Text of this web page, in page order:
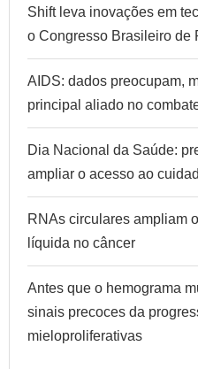
Shift leva inovações em
o Congresso Brasileiro de
AIDS: dados preocupam,
principal aliado no
Dia Nacional da Saúde:
ampliar o acesso ao
RNAs circulares ampliam
líquida no câncer
Antes que o hemograma
sinais precoces da
mieloproliferativas